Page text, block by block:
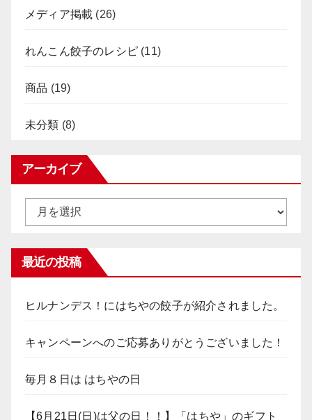
メディア掲載 (26)
れんこん餃子のレシピ (11)
商品 (19)
未分類 (8)
アーカイブ
イ
ブ
最近の投稿
ヒルナンデス！にはちやの餃子が紹介されました。
キャンペーンへのご応募ありがとうございました！
毎月８日は はちやの日
【6月21日(日)は父の日！！】「はちや」のギフト